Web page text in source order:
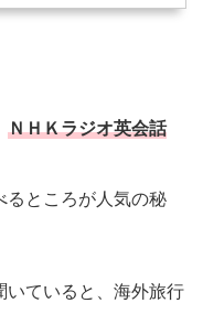
ＮＨＫラジオ英会話
るところが人気の秘
いていると、海外旅行